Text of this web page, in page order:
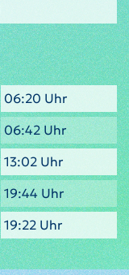
06:20 Uhr
06:42 Uhr
13:02 Uhr
19:44 Uhr
19:22 Uhr